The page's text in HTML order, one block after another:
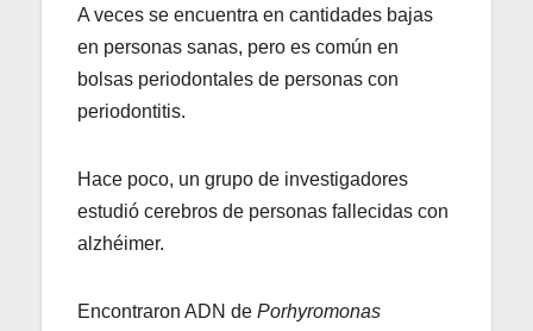
A veces se encuentra en cantidades bajas
en personas sanas, pero es común en
bolsas periodontales de personas con
periodontitis.
Hace poco, un grupo de investigadores
estudió cerebros de personas fallecidas con
alzhéimer.
Encontraron ADN de Porhyromonas